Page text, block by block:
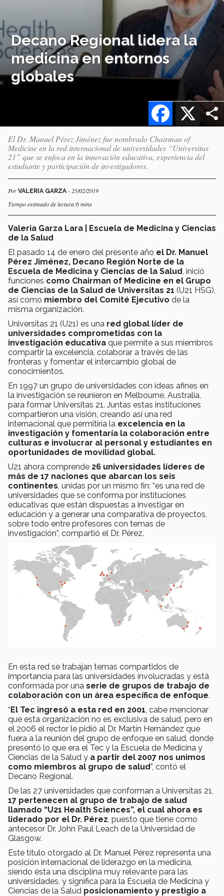
Decano Regional lidera la
medicina en entornos
globales
X
Facebook
El Dr. Manuel Pérez Jiménez fue nombrado Chairman of
Medicine en la red internacional de universidades “Universitas
21” que se enfoca en la innovación educativa, experiencia del
estudiante y participación de investigadores.
Por VALERIA GARZA - 25/02/2019
Tiempo estimado de lectura:6 mins
Valeria Garza Lara | Escuela de Medicina y Ciencias
de la Salud
El pasado 14 de enero del presente año el Dr. Manuel
Pérez Jiménez, Decano Región Norte de la
Escuela de Medicina y Ciencias de la Salud , inició
funciones como Chairman of Medicine en el Grupo
de Ciencias de la Salud de Universitas 21 (U21 HSG),
así como miembro del Comité Ejecutivo de la
misma organización.
Universitas 21 (U21) es una red global líder de
universidades comprometidas con la
investigación educativa que permite a sus miembros
compartir la excelencia, colaborar a través de las
fronteras y fomentar el intercambio global de
conocimientos.
En 1997 un grupo de universidades con ideas afines en
la investigación se reunieron en Melbourne, Australia,
para formar Universitas 21. Juntas estas instituciones
compartieron una visión, creando así una red
internacional que permitiría la excelencia en la
investigación y fomentaría la colaboración entre
culturas e involucrar al personal y estudiantes en
oportunidades de movilidad global.
U21 ahora comprende 26 universidades líderes de
más de 17 naciones que abarcan los seis
continentes , unidas por un mismo fin: “es una red de
universidades que se conforma por instituciones
educativas que están dispuestas a investigar en
educación y a generar una comparativa de proyectos,
sobre todo entre profesores con temas de
investigación”, compartió el Dr. Pérez.
En esta red se trabajan temas compartidos de
importancia para las universidades involucradas y está
conformada por una serie de grupos de trabajo de
colaboración con un área específica de enfoque.
“ El Tec ingresó a esta red en 2001, cabe mencionar
que esta organización no es exclusiva de salud, pero en
el 2006 el rector le pidió al Dr. Martín Hernández que
fuera a la reunión del grupo de enfoque en salud, donde
presentó lo que era el Tec y la Escuela de Medicina y
Ciencias de la Salud y a partir del 2007 nos unimos
como miembros al grupo de salud”, contó el
Decano Regional.
De las 27 universidades que conforman a Universitas 21,
17 pertenecen al grupo de trabajo de salud
llamado “U21 Health Sciences”, el cual ahora es
liderado por el Dr. Pérez, puesto que tiene como
antecesor Dr. John Paul Leach de la Universidad de
Glasgow.
Este título otorgado al Dr. Manuel Pérez representa una
posición internacional de liderazgo en la medicina,
siendo ésta una disciplina muy relevante para las
universidades, y significa para la Escuela de Medicina y
Ciencias de la Salud posicionamiento y prestigio a